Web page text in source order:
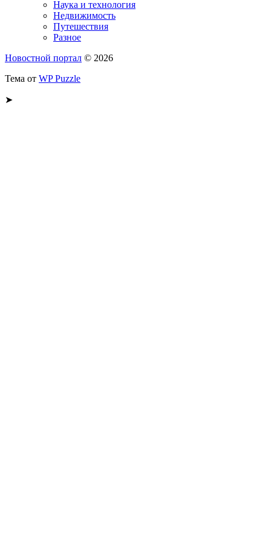
Наука и технология
Недвижимость
Путешествия
Разное
Новостной портал © 2026
Тема от WP Puzzle
➤